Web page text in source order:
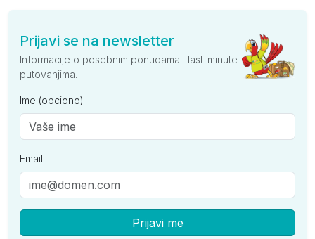
Prijavi se na newsletter
Informacije o posebnim ponudama i last-minute
putovanjima.
Ime (opciono)
Email
Prijavi me